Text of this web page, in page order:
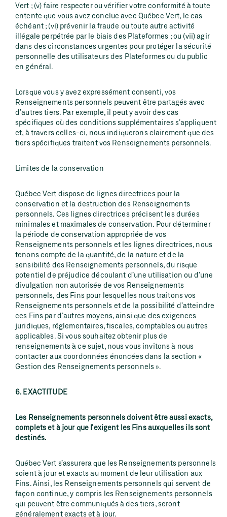
Vert ; (v) faire respecter ou vérifier votre conformité à toute
entente que vous avez conclue avec Québec Vert, le cas
échéant ; (vi) prévenir la fraude ou toute autre activité
illégale perpétrée par le biais des Plateformes ; ou (vii) agir
dans des circonstances urgentes pour protéger la sécurité
personnelle des utilisateurs des Plateformes ou du public
en général.
Lorsque vous y avez expressément consenti, vos
Renseignements personnels peuvent être partagés avec
d’autres tiers. Par exemple, il peut y avoir des cas
spécifiques où des conditions supplémentaires s’appliquent
et, à travers celles-ci, nous indiquerons clairement que des
tiers spécifiques traitent vos Renseignements personnels.
Limites de la conservation
Québec Vert dispose de lignes directrices pour la
conservation et la destruction des Renseignements
personnels. Ces lignes directrices précisent les durées
minimales et maximales de conservation. Pour déterminer
la période de conservation appropriée de vos
Renseignements personnels et les lignes directrices, nous
tenons compte de la quantité, de la nature et de la
sensibilité des Renseignements personnels, du risque
potentiel de préjudice découlant d’une utilisation ou d’une
divulgation non autorisée de vos Renseignements
personnels, des Fins pour lesquelles nous traitons vos
Renseignements personnels et de la possibilité d’atteindre
ces Fins par d’autres moyens, ainsi que des exigences
juridiques, réglementaires, fiscales, comptables ou autres
applicables. Si vous souhaitez obtenir plus de
renseignements à ce sujet, nous vous invitons à nous
contacter aux coordonnées énoncées dans la section «
Gestion des Renseignements personnels ».
6. EXACTITUDE
Les Renseignements personnels doivent être aussi exacts,
complets et à jour que l’exigent les Fins auxquelles ils sont
destinés.
Québec Vert s’assurera que les Renseignements personnels
soient à jour et exacts au moment de leur utilisation aux
Fins. Ainsi, les Renseignements personnels qui servent de
façon continue, y compris les Renseignements personnels
qui peuvent être communiqués à des tiers, seront
généralement exacts et à jour.